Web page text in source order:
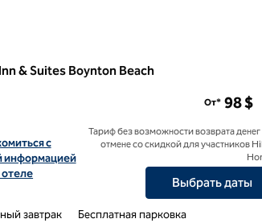
& Suites Boynton Beach
информацию об отеле Hampton Inn & Suites
с
информацией
отеле
От* 98 $
Тариф без возможности возврата
отмене со скидкой для участников
Выбрать даты
завтрак
Бесплатная парковка